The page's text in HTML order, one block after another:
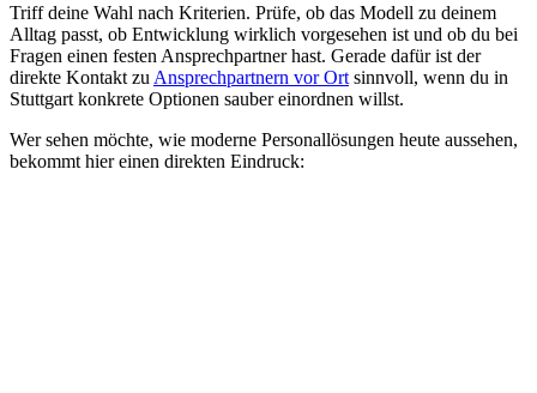
Triff deine Wahl nach Kriterien. Prüfe, ob das Modell zu deinem
Alltag passt, ob Entwicklung wirklich vorgesehen ist und ob du bei
Fragen einen festen Ansprechpartner hast. Gerade dafür ist der
direkte Kontakt zu Ansprechpartnern vor Ort sinnvoll, wenn du in
Stuttgart konkrete Optionen sauber einordnen willst.
Wer sehen möchte, wie moderne Personallösungen heute aussehen,
bekommt hier einen direkten Eindruck: